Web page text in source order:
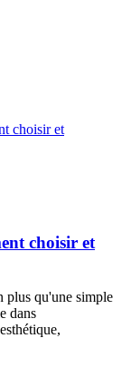
choisir et
plus qu'une simple
dans